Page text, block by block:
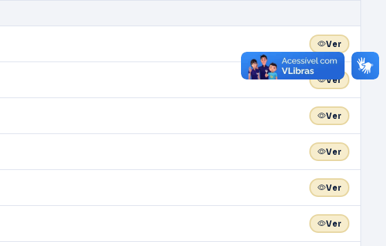
Ver
Ver
Ver
Ver
Ver
Ver